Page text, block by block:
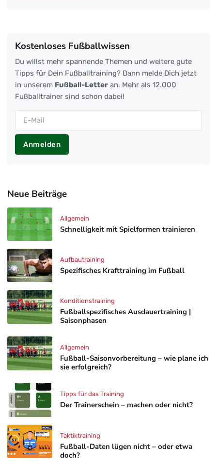
Kostenloses Fußballwissen
Du willst mehr spannende Themen und weitere gute
Tipps für Dein Fußballtraining? Dann melde Dich jetzt
in unserem Fußball-Letter an. Mehr als 12.000
Fußballtrainer sind schon dabei!
Anmelden
Neue Beiträge
Schnelligkeit mit Spielformen trainieren
Allgemein
Spezifisches Krafttraining im Fußball
Aufbautraining
Fußballspezifisches Ausdauertraining |
Saisonphasen
Konditionstraining
Fußball-Saisonvorbereitung – wie plane ich
sie erfolgreich?
Allgemein
Der Trainerschein – machen oder nicht?
Tipps für das Training
Fußball-Daten lügen nicht – oder etwa
doch?
Taktiktraining